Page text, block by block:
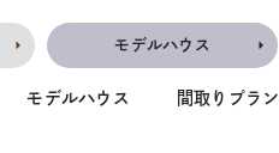
モデルハウス
モデルハウス 間取りプラン